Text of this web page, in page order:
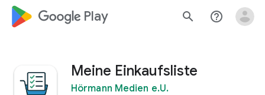
google_logo Play search help_outline
Meine Einkaufsliste
Hörmann Medien e.U.